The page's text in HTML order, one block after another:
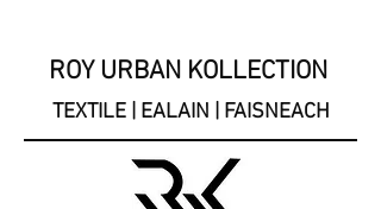
ROY URBAN KOLLECTION
TEXTILE | EALAIN | FAISNEACH